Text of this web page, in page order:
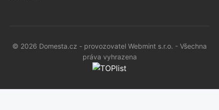
© 2026 Domesta.cz - provozovatel Webmint s.r.o. - Všechna
práva vyhrazena